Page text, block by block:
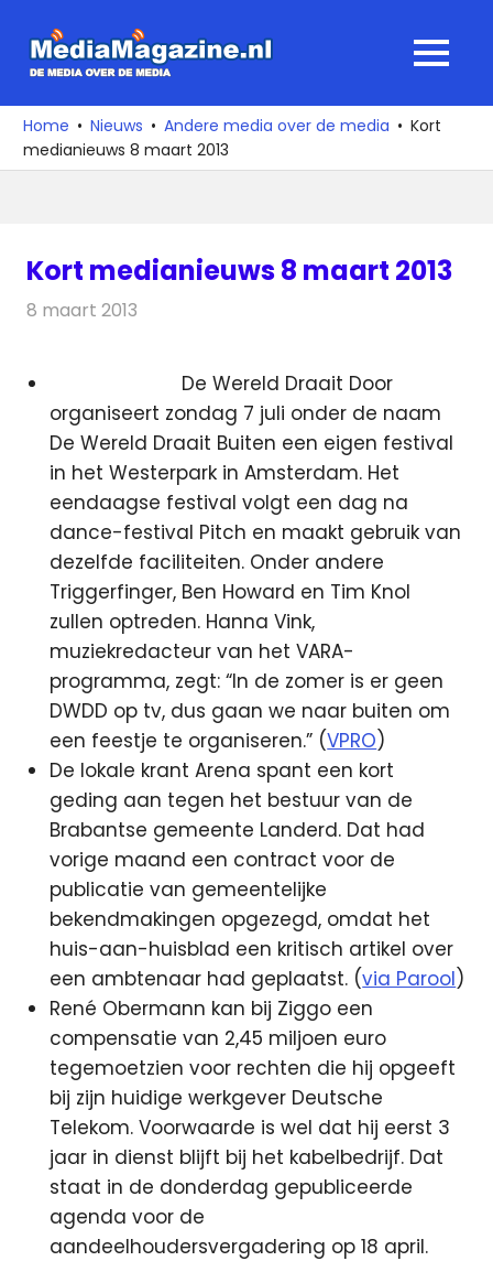
naar
media
over
de
MENU
Home Nieuws Andere media over de media
Kort
medianieuws 8 maart 2013
Kort medianieuws 8 maart 2013
8 maart 2013
De Wereld Draait Door
organiseert zondag 7 juli onder de naam
De Wereld Draait Buiten een eigen festival
in het Westerpark in Amsterdam. Het
eendaagse festival volgt een dag na
dance-festival Pitch en maakt gebruik van
dezelfde faciliteiten. Onder andere
Triggerfinger, Ben Howard en Tim Knol
zullen optreden. Hanna Vink,
muziekredacteur van het VARA-
programma, zegt: “In de zomer is er geen
DWDD op tv, dus gaan we naar buiten om
een feestje te organiseren.” (VPRO)
De lokale krant Arena spant een kort
geding aan tegen het bestuur van de
Brabantse gemeente Landerd. Dat had
vorige maand een contract voor de
publicatie van gemeentelijke
bekendmakingen opgezegd, omdat het
huis-aan-huisblad een kritisch artikel over
een ambtenaar had geplaatst. (via Parool)
René Obermann kan bij Ziggo een
compensatie van 2,45 miljoen euro
tegemoetzien voor rechten die hij opgeeft
bij zijn huidige werkgever Deutsche
Telekom. Voorwaarde is wel dat hij eerst 3
jaar in dienst blijft bij het kabelbedrijf. Dat
staat in de donderdag gepubliceerde
agenda voor de
aandeelhoudersvergadering op 18 april.